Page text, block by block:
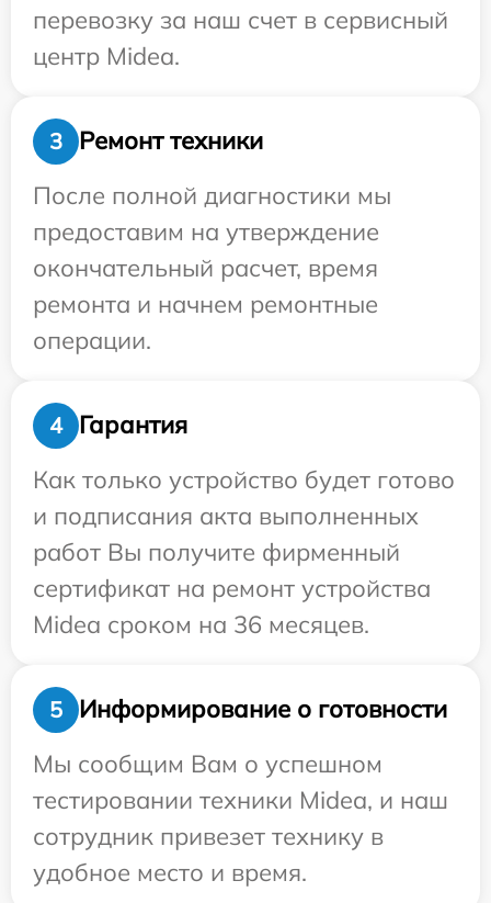
перевозку за наш счет в сервисный
центр Midea.
3
Ремонт техники
После полной диагностики мы
предоставим на утверждение
окончательный расчет, время
ремонта и начнем ремонтные
операции.
4
Гарантия
Как только устройство будет готово
и подписания акта выполненных
работ Вы получите фирменный
сертификат на ремонт устройства
Midea сроком на 36 месяцев.
5
Информирование о готовности
Мы сообщим Вам о успешном
тестировании техники Midea, и наш
сотрудник привезет технику в
удобное место и время.